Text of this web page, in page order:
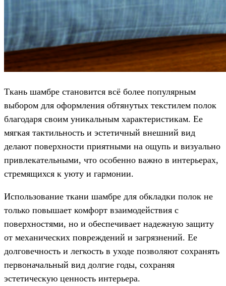
Ткань шамбре становится всё более популярным
выбором для оформления обтянутых текстилем полок
благодаря своим уникальным характеристикам. Ее
мягкая тактильность и эстетичный внешний вид
делают поверхности приятными на ощупь и визуально
привлекательными, что особенно важно в интерьерах,
стремящихся к уюту и гармонии.
Использование ткани шамбре для обкладки полок не
только повышает комфорт взаимодействия с
поверхностями, но и обеспечивает надежную защиту
от механических повреждений и загрязнений. Ее
долговечность и легкость в уходе позволяют сохранять
первоначальный вид долгие годы, сохраняя
эстетическую ценность интерьера.